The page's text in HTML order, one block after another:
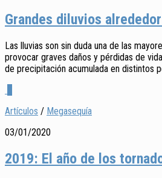
Grandes diluvios
Las lluvias son sin duda una de las
provocar graves daños y pérdidas de
de precipitación acumulada en distintos
Artículos / Megasequía
03/01/2020
2019: El año de los